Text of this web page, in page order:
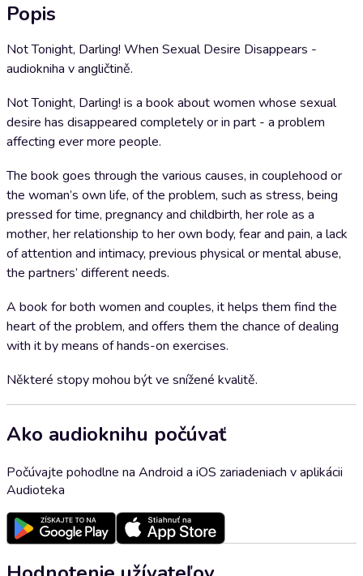
Popis
Not Tonight, Darling! When Sexual Desire Disappears -
audiokniha v angličtině.
Not Tonight, Darling! is a book about women whose sexual
desire has disappeared completely or in part - a problem
affecting ever more people.
The book goes through the various causes, in couplehood or
the woman’s own life, of the problem, such as stress, being
pressed for time, pregnancy and childbirth, her role as a
mother, her relationship to her own body, fear and pain, a lack
of attention and intimacy, previous physical or mental abuse,
the partners’ different needs.
A book for both women and couples, it helps them find the
heart of the problem, and offers them the chance of dealing
with it by means of hands-on exercises.
Některé stopy mohou být ve snížené kvalitě.
Ako audioknihu počúvať
Počúvajte pohodlne na Android a iOS zariadeniach v aplikácii
Audioteka